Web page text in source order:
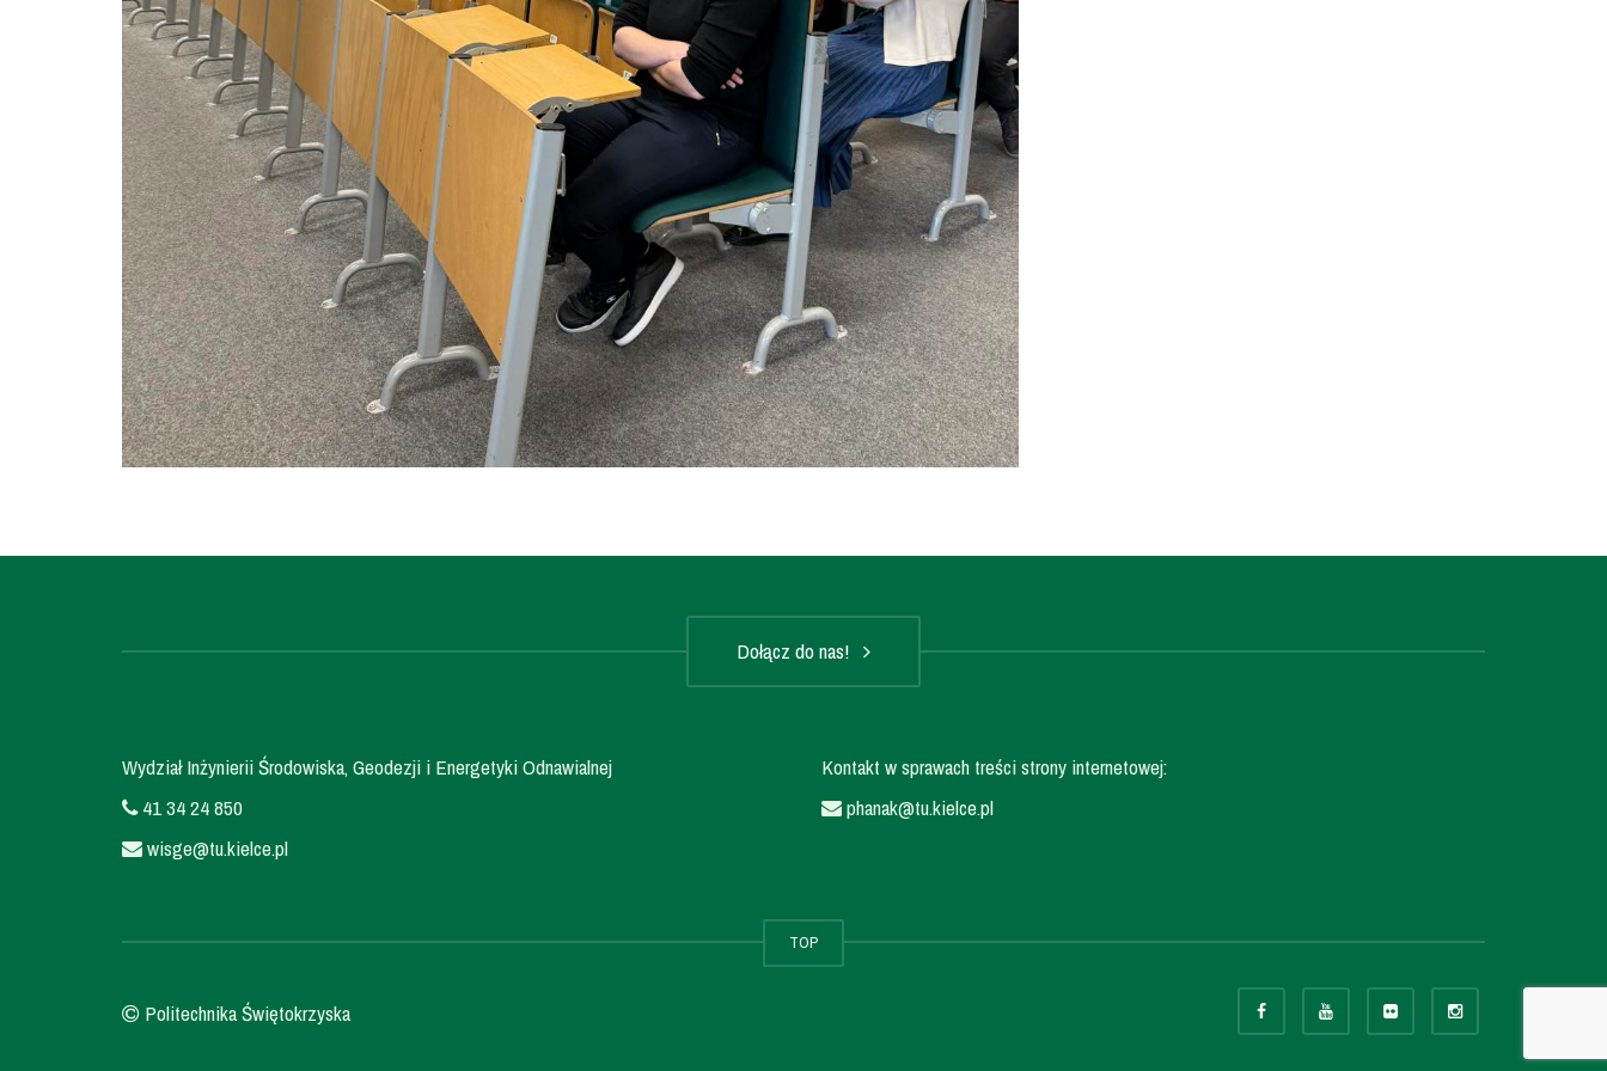
Dołącz do nas!
Wydział Inżynierii Środowiska, Geodezji i Energetyki Odnawialnej
41 34 24 850
wisge@tu.kielce.pl
Kontakt w sprawach treści strony internetowej:
phanak@tu.kielce.pl
TOP
Politechnika Świętokrzyska